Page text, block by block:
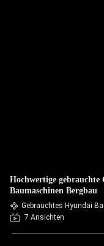
Hochwertige
Baumaschinen Bergbau
Gebrauchtes Hyundai
7 Ansichten